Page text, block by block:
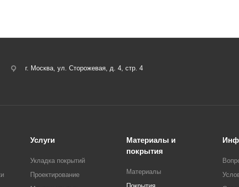
г. Москва, ул. Сторожевая, д. 4, стр. 4
Услуги
Укладка покрытий
Проектирование
Материалы и
покрытия
Материалы